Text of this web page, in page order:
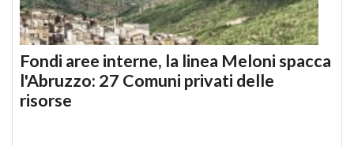
Fondi aree interne, la linea Meloni spacca
l'Abruzzo: 27 Comuni privati delle
risorse